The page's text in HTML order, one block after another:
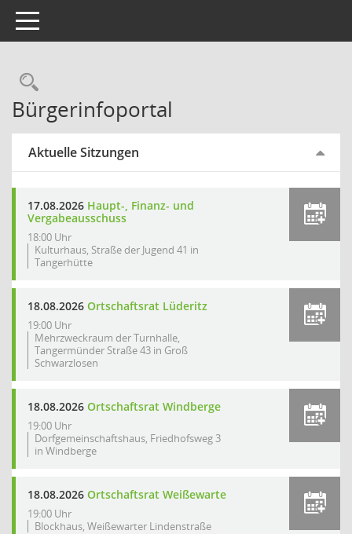
Toggle navigation
Rechercheauswahl
Bürgerinfoportal
Aktuelle Sitzungen
17.08.2026 Haupt-, Finanz- und
Vergabeausschuss
18:00 Uhr
Kulturhaus, Straße der Jugend 41 in
Tangerhütte
18.08.2026 Ortschaftsrat Lüderitz
19:00 Uhr
Mehrzweckraum der Turnhalle,
Tangermünder Straße 43 in Groß
Schwarzlosen
18.08.2026 Ortschaftsrat Windberge
19:00 Uhr
Dorfgemeinschaftshaus, Friedhofsweg 3
in Windberge
18.08.2026 Ortschaftsrat Weißewarte
19:00 Uhr
Blockhaus, Weißewarter Lindenstraße